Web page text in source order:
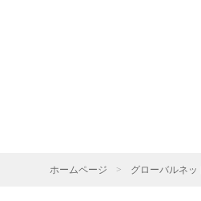
ホームページ > グローバルネッ